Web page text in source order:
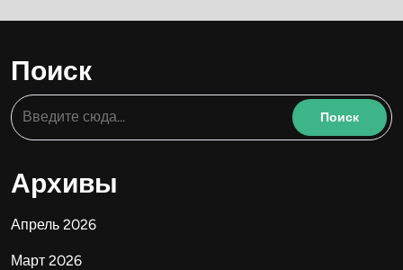
Поиск
Архивы
Апрель 2026
Март 2026